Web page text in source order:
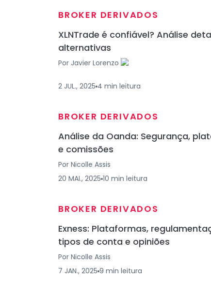
BROKER DERIVADOS
XLNTrade é confiável? Análise
alternativas
Por Javier Lorenzo
2 JUL., 2025 4 min leitura
BROKER DERIVADOS
Análise da Oanda: Segurança,
e comissões
Por Nicolle Assis
20 MAI., 2025 10 min leitura
BROKER DERIVADOS
Exness: Plataformas,
tipos de conta e opiniões
Por Nicolle Assis
7 JAN., 2025 9 min leitura